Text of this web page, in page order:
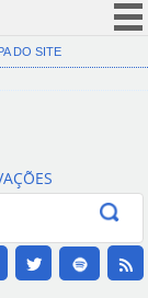
(COVID-19)
Canais
DO SITE